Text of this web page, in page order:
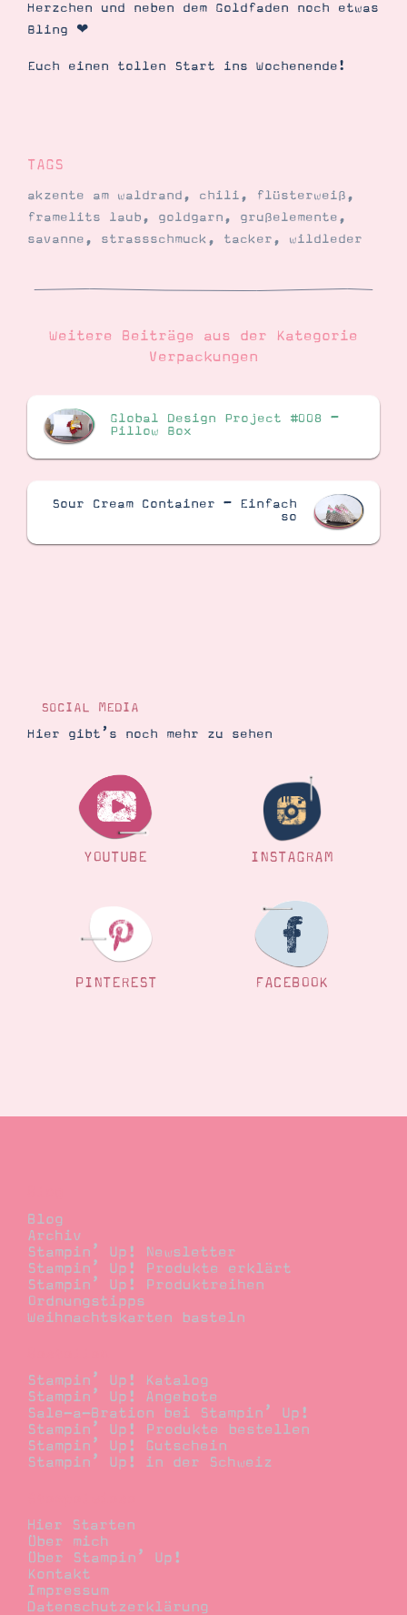
Suche Impressum Datenschutz
Herzchen und neben dem Goldfaden noch etwas
Bling ❤︎
Euch einen tollen Start ins Wochenende!
TAGS
akzente am waldrand, chili, flüsterweiß,
framelits laub, goldgarn, grußelemente,
savanne, strassschmuck, tacker, wildleder
Weitere Beiträge aus der Kategorie
Verpackungen
Global Design Project #008 –
Pillow Box
Sour Cream Container – Einfach
so
SOCIAL MEDIA
Hier gibt’s noch mehr zu sehen
YOUTUBE INSTAGRAM
PINTEREST FACEBOOK
Blog
Archiv
Stampin’ Up! Newsletter
Stampin’ Up! Produkte erklärt
Stampin’ Up! Produktreihen
Ordnungstipps
Weihnachtskarten basteln
Stampin’ Up! Katalog
Stampin’ Up! Angebote
Sale-a-Bration bei Stampin’ Up!
Stampin’ Up! Produkte bestellen
Stampin’ Up! Gutschein
Stampin’ Up! in der Schweiz
Hier Starten
Über mich
Über Stampin’ Up!
Kontakt
Impressum
Datenschutzerklärung